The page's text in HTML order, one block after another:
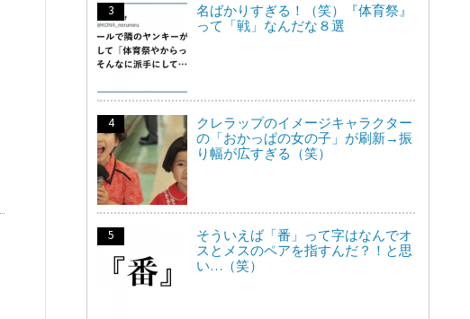
名ばかりすぎる！（笑）『体育祭』
って「戦」なんだな８選
クレラップのイメージキャラクター
の「おかっぱの女の子」が刷新→振
り幅が広すぎる（笑）
そういえば「番」って字はなんでオ
スとメスのペアを指すんだ？！と思
い…（笑）